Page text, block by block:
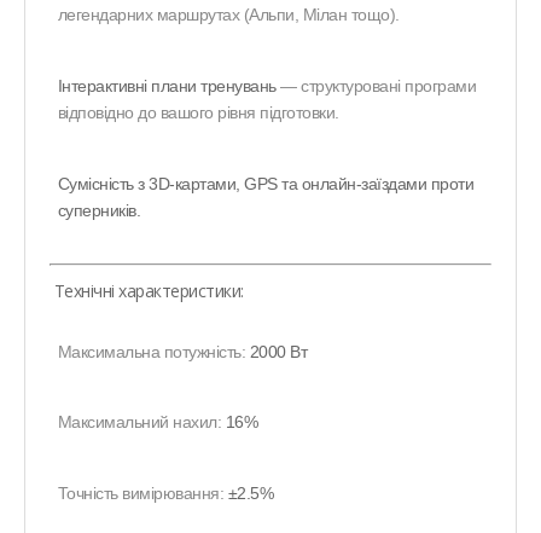
легендарних маршрутах (Альпи, Мілан тощо).
Інтерактивні плани тренувань— структуровані програми
відповідно до вашого рівня підготовки.
Сумісність з 3D-картами, GPS та онлайн-заїздами проти
суперників.
Технічні характеристики:
Максимальна потужність: 2000 Вт
Максимальний нахил: 16%
Точність вимірювання: ±2.5%